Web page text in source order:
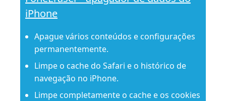
iPhone
Apague vários conteúdos e configurações
permanentemente.
Limpe o cache do Safari e o histórico de
navegação no iPhone.
Limpe completamente o cache e os cookies